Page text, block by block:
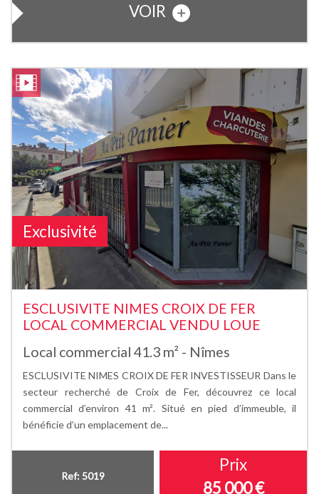
VOIR
Exclusivité
ESCLUSIVITE NIMES CROIX DE FER
LOCAL COMMERCIAL VENDU LOUE
Local commercial 41.3 m² - Nîmes
ESCLUSIVITE NIMES CROIX DE FER INVESTISSEUR Dans le
secteur recherché de Croix de Fer, découvrez ce local
commercial d’environ 41 m². Situé en pied d’immeuble, il
bénéficie d’un emplacement de...
Ref: 5019
Prix
85 000 €